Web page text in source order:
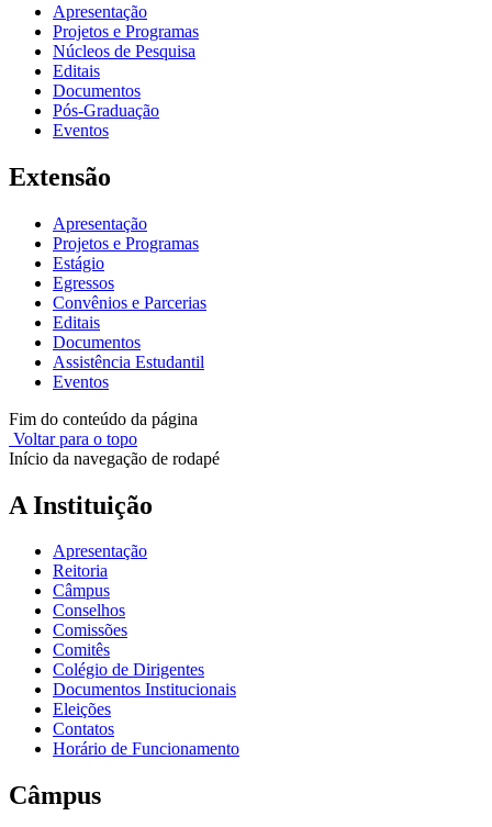
Apresentação
Projetos e Programas
Núcleos de Pesquisa
Editais
Documentos
Pós-Graduação
Eventos
Extensão
Apresentação
Projetos e Programas
Estágio
Egressos
Convênios e Parcerias
Editais
Documentos
Assistência Estudantil
Eventos
Fim do conteúdo da página
Voltar para o topo
Início da navegação de rodapé
A Instituição
Apresentação
Reitoria
Câmpus
Conselhos
Comissões
Comitês
Colégio de Dirigentes
Documentos Institucionais
Eleições
Contatos
Horário de Funcionamento
Câmpus